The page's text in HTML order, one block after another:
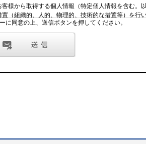
に同意の上、送信ボタンを押してください。